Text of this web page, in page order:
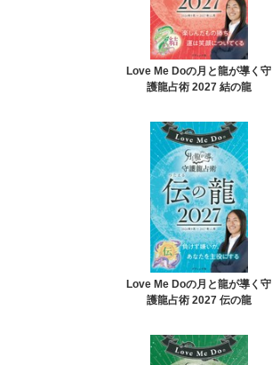
Love Me Doの月と龍が導く守
護龍占術 2027 結の龍
Love Me Doの月と龍が導く守
護龍占術 2027 伝の龍